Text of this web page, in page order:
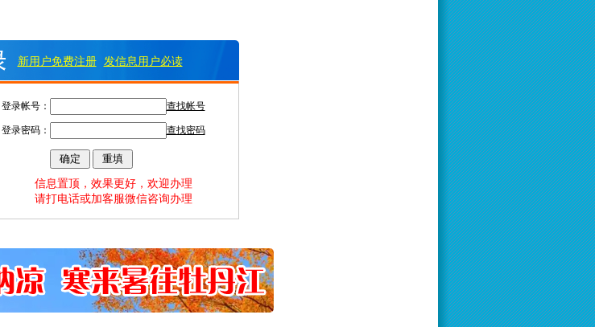
新用户免费注册 发信息用户必读
登录帐号： 查找帐号
登录密码： 查找密码
信息置顶，效果更好，欢迎办理
请打电话或加客服微信咨询办理